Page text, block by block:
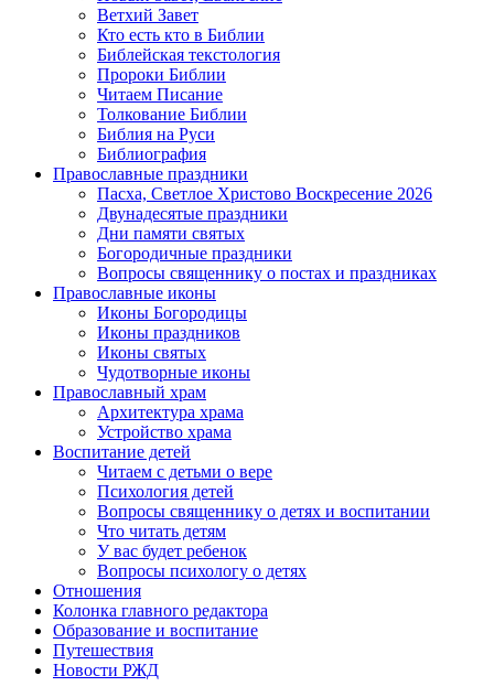
Ветхий Завет
Кто есть кто в Библии
Библейская текстология
Пророки Библии
Читаем Писание
Толкование Библии
Библия на Руси
Библиография
Православные праздники
Пасха, Светлое Христово Воскресение 2026
Двунадесятые праздники
Дни памяти святых
Богородичные праздники
Вопросы священнику о постах и праздниках
Православные иконы
Иконы Богородицы
Иконы праздников
Иконы святых
Чудотворные иконы
Православный храм
Архитектура храма
Устройство храма
Воспитание детей
Читаем с детьми о вере
Психология детей
Вопросы священнику о детях и воспитании
Что читать детям
У вас будет ребенок
Вопросы психологу о детях
Отношения
Колонка главного редактора
Образование и воспитание
Путешествия
Новости РЖД